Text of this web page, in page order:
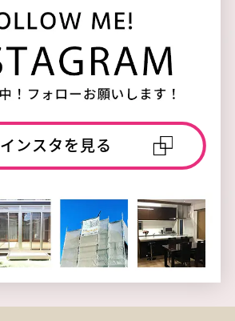
インスタを見る